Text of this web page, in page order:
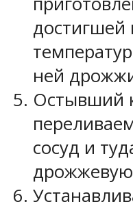
достигшей
ней
Остывший
сосуд и
дрожжевую